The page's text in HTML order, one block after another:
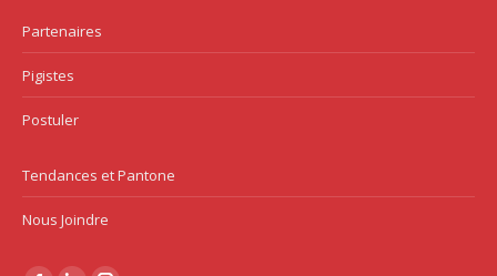
Partenaires
Pigistes
Postuler
Tendances et Pantone
Nous Joindre